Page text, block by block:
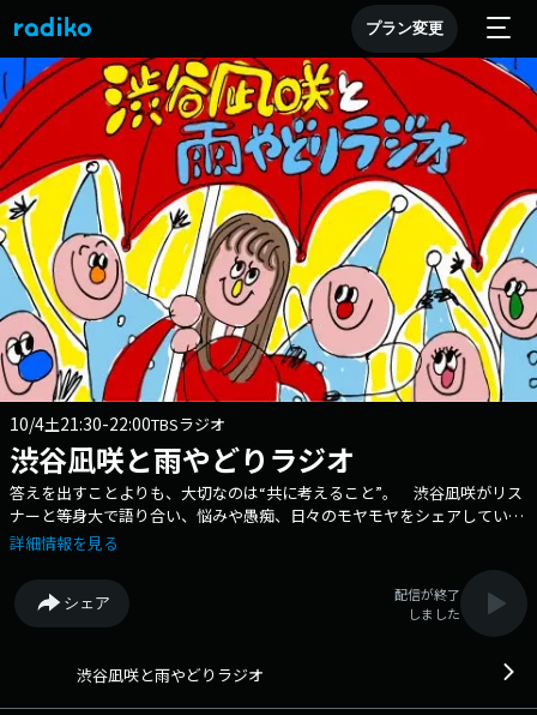
プラン変更
10/4土21:30-22:00TBSラジオ
渋谷凪咲と雨やどりラジオ
答えを出すことよりも、大切なのは“共に考えること”。 渋谷凪咲がリス
ナーと等身大で語り合い、悩みや愚痴、日々のモヤモヤをシェアしていく
ラジオ番組です。 ここは、まるで人が「雨宿り」するような場所。
中で、あなたの悩みに渋谷凪咲とリスナー全員で寄り添い、共に悩み、共
に考えていきます。 正解を求めるのではなく、“一人じゃない”と感じ
られる時間。 渋谷凪咲と一緒に、心を少し軽くしてみませんか？ メ
詳細情報を見る
シェア
配信が終了
しました
渋谷凪咲と雨やどりラジオ